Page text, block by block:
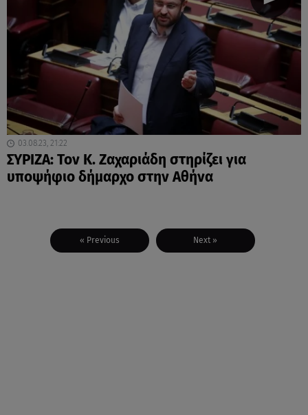
03.08.23, 21:22
ΣΥΡΙΖΑ: Τον Κ. Ζαχαριάδη στηρίζει για
υποψήφιο δήμαρχο στην Αθήνα
« Previous Next »